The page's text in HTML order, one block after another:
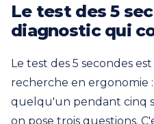
Le test des 5
diagnostic qui
Le test des 5 secondes
recherche en ergonomie
quelqu'un pendant cinq
on pose trois questions.